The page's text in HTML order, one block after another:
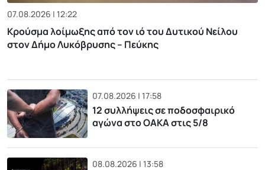
07.08.2026 | 12:22
Κρούσμα λοίμωξης από τον ιό του Δυτικού Νείλου
στον Δήμο Λυκόβρυσης – Πεύκης
07.08.2026 | 17:58
12 συλλήψεις σε ποδοσφαιρικό
αγώνα στο ΟΑΚΑ στις 5/8
08.08.2026 | 13:58